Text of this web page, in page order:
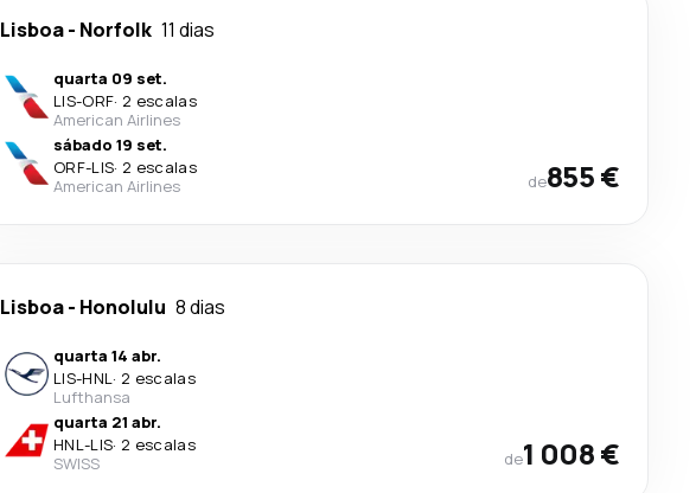
Lisboa- Norfolk 11 dias
quarta 09 set.
LIS-ORF· 2 escalas
American Airlines
sábado 19 set.
ORF-LIS· 2 escalas
American Airlines
de855 €
Lisboa- Honolulu 8 dias
quarta 14 abr.
LIS-HNL· 2 escalas
Lufthansa
quarta 21 abr.
HNL-LIS· 2 escalas
SWISS
de1 008 €